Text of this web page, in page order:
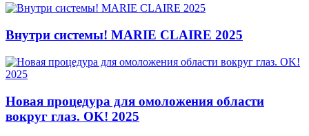
Внутри системы! MARIE CLAIRE 2025
Новая процедура для омоложения области
вокруг глаз. OK! 2025